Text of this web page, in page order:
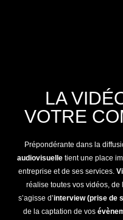
LA
VOTRE
Prépondérante dans la
audiovisuelle tient une place
entreprise et de ses services.
réalise toutes vos vidéos, de
s’agisse d’interview (prise de
de la captation de vos